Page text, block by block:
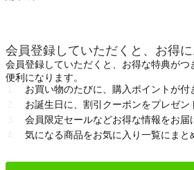
会員登録していただくと、お得に
会員登録していただくと、お得な特典がつ
便利になります。
お買い物のたびに、購入ポイントが付
お誕生日に、割引クーポンをプレゼン
会員限定セールなどお得な情報をお届
気になる商品をお気に入り一覧にまと